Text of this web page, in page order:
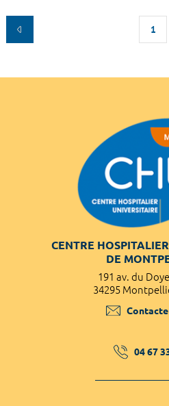
1
CENTRE
DE
191 av. du
34295
04 67